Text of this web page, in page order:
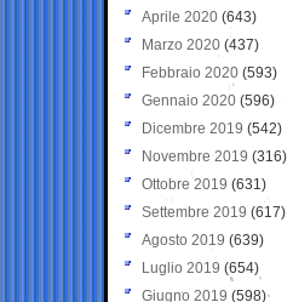
Aprile 2020 (643)
Marzo 2020 (437)
Febbraio 2020 (593)
Gennaio 2020 (596)
Dicembre 2019 (542)
Novembre 2019 (316)
Ottobre 2019 (631)
Settembre 2019 (617)
Agosto 2019 (639)
Luglio 2019 (654)
Giugno 2019 (598)